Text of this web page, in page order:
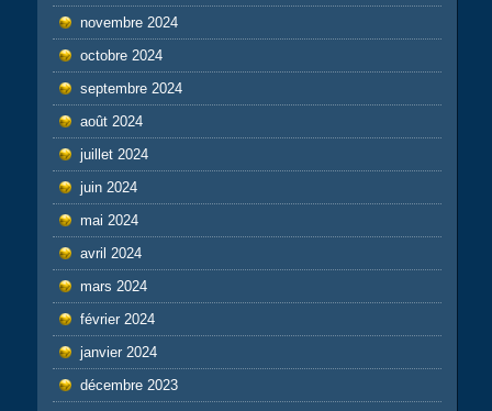
novembre 2024
octobre 2024
septembre 2024
août 2024
juillet 2024
juin 2024
mai 2024
avril 2024
mars 2024
février 2024
janvier 2024
décembre 2023